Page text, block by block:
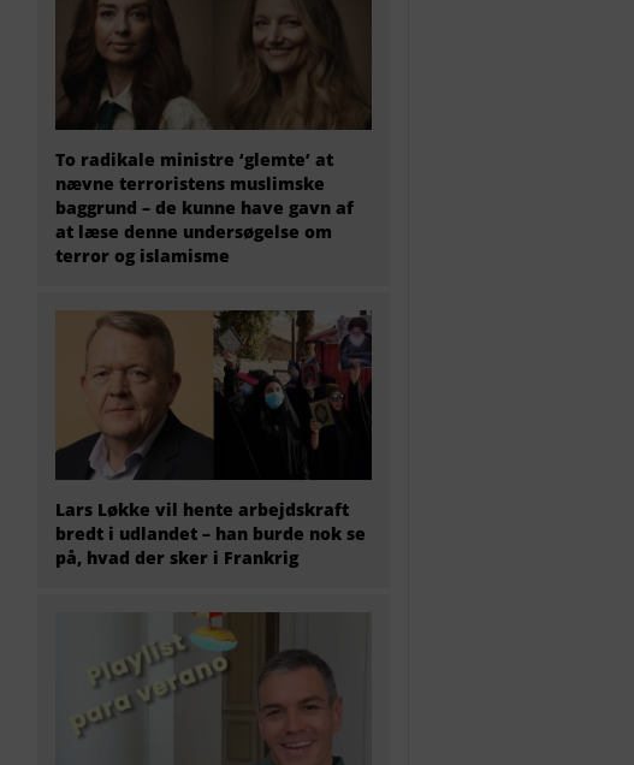
To radikale ministre ‘glemte’ at
nævne terroristens muslimske
baggrund – de kunne have gavn af
at læse denne undersøgelse om
terror og islamisme
Lars Løkke vil hente arbejdskraft
bredt i udlandet – han burde nok se
på, hvad der sker i Frankrig